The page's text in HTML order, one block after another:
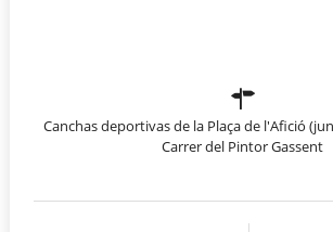
Canchas deportivas de la Plaça de l'Afició
Carrer del Pintor Gassent